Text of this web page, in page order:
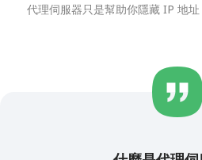
代理伺服器只是幫助你隱藏 IP 地址